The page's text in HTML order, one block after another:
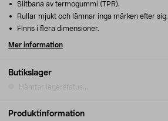
Butikslager
Hämtar lagerstatus...
Slitbana av termogummi (TPR).
Rullar mjukt och lämnar inga märken efter sig.
Finns i flera dimensioner.
Mer information
Produktinformation